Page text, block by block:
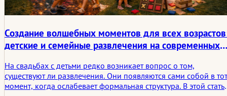
Создание волшебных моментов для всех
детские и семейные развлечения на современных
На свадьбах с детьми редко возникает вопрос о том,
существуют ли развлечения. Они появляются сами собой в тот
момент, когда ослабевает формальная структура. В этой